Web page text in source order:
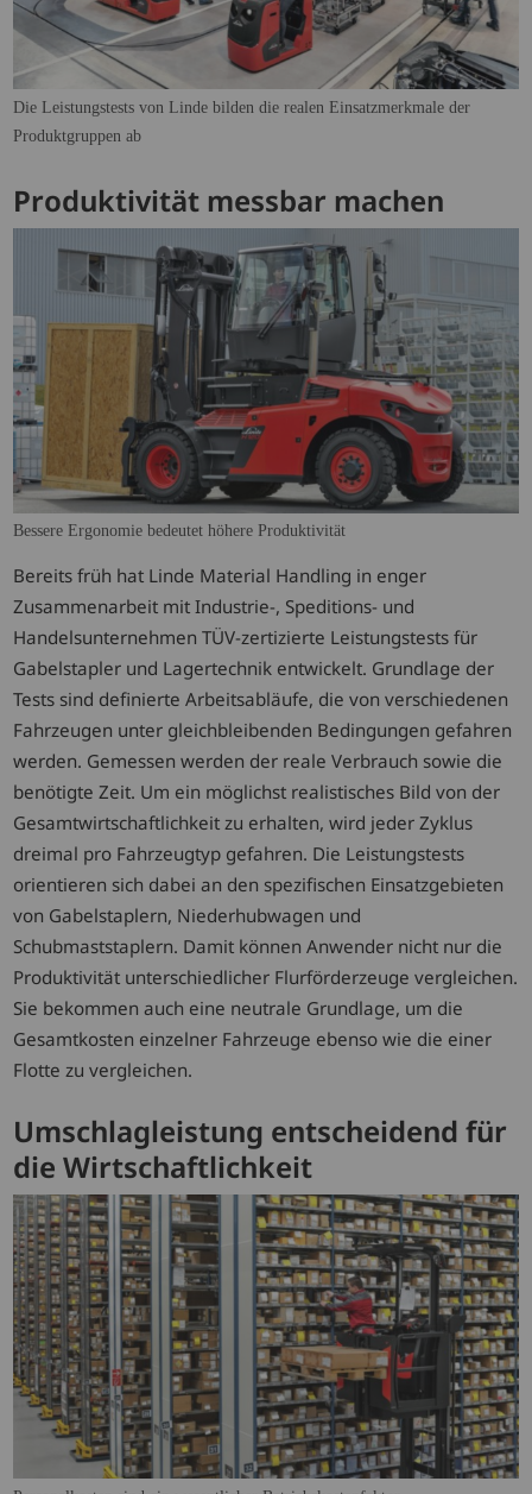
Die Leistungstests von Linde bilden die realen Einsatzmerkmale der
Produktgruppen ab
Produktivität messbar machen
Bessere Ergonomie bedeutet höhere Produktivität
Bereits früh hat Linde Material Handling in enger
Zusammenarbeit mit Industrie-, Speditions- und
Handelsunternehmen TÜV-zertizierte Leistungstests für
Gabelstapler und Lagertechnik entwickelt. Grundlage der
Tests sind definierte Arbeitsabläufe, die von verschiedenen
Fahrzeugen unter gleichbleibenden Bedingungen gefahren
werden. Gemessen werden der reale Verbrauch sowie die
benötigte Zeit. Um ein möglichst realistisches Bild von der
Gesamtwirtschaftlichkeit zu erhalten, wird jeder Zyklus
dreimal pro Fahrzeugtyp gefahren. Die Leistungstests
orientieren sich dabei an den spezifischen Einsatzgebieten
von Gabelstaplern, Niederhubwagen und
Schubmaststaplern. Damit können Anwender nicht nur die
Produktivität unterschiedlicher Flurförderzeuge vergleichen.
Sie bekommen auch eine neutrale Grundlage, um die
Gesamtkosten einzelner Fahrzeuge ebenso wie die einer
Flotte zu vergleichen.
Umschlagleistung entscheidend für
die Wirtschaftlichkeit